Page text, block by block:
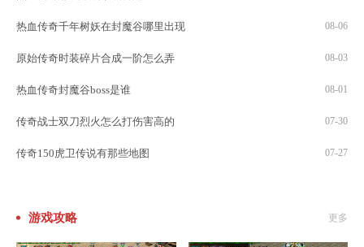
热血传奇千年树妖在封魔谷哪里出现 08-06
原始传奇时装碎片合成一阶怎么弄 08-03
热血传奇封魔谷boss是谁 08-01
传奇战士双刀烈火怎么打伤害高的 07-30
传奇150虎卫传说有那些地图 07-27
游戏攻略 更多